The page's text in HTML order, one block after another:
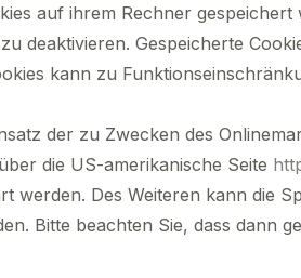
auf ihrem Rechner
deaktivieren. Gespeicherte
kann zu
der zu Zwecken des
die US-amerikanische Seite
werden. Des Weiteren kann die
Bitte beachten Sie, dass dann